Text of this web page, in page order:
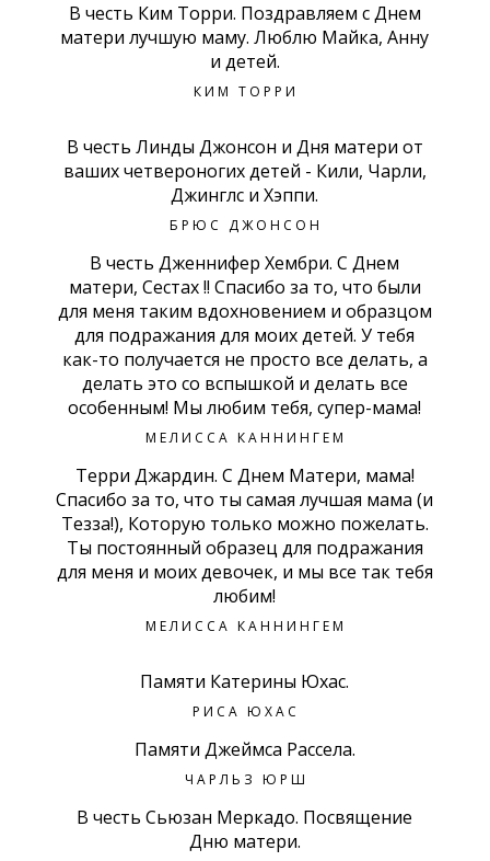
В честь Ким Торри. Поздравляем с Днем
матери лучшую маму. Люблю Майка, Анну
и детей.
КИМ ТОРРИ
В честь Линды Джонсон и Дня матери от
ваших четвероногих детей - Кили, Чарли,
Джинглс и Хэппи.
БРЮС ДЖОНСОН
В честь Дженнифер Хембри. С Днем
матери, Сестах !! Спасибо за то, что были
для меня таким вдохновением и образцом
для подражания для моих детей. У тебя
как-то получается не просто все делать, а
делать это со вспышкой и делать все
особенным! Мы любим тебя, супер-мама!
МЕЛИССА КАННИНГЕМ
Терри Джардин. С Днем Матери, мама!
Спасибо за то, что ты самая лучшая мама (и
Тезза!), Которую только можно пожелать.
Ты постоянный образец для подражания
для меня и моих девочек, и мы все так тебя
любим!
МЕЛИССА КАННИНГЕМ
Памяти Катерины Юхас.
РИСА ЮХАС
Памяти Джеймса Рассела.
ЧАРЛЬЗ ЮРШ
В честь Сьюзан Меркадо. Посвящение
Дню матери.